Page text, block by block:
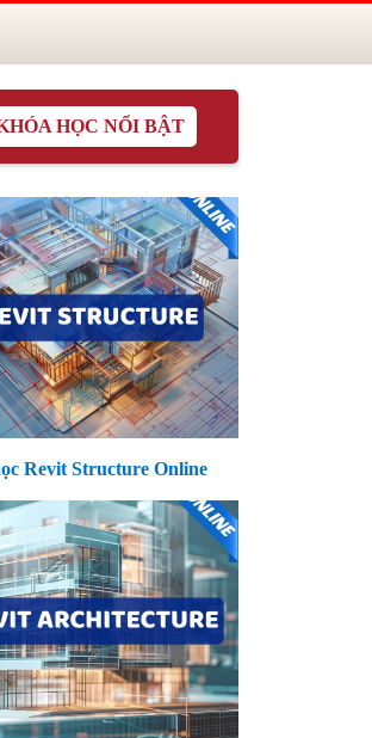
HỌC NỔI BẬT
Revit Structure Online